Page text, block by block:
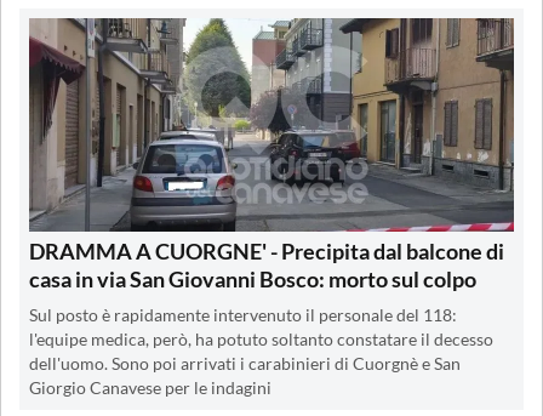
DRAMMA A CUORGNE' - Precipita dal balcone di
casa in via San Giovanni Bosco: morto sul colpo
Sul posto è rapidamente intervenuto il personale del 118:
l'equipe medica, però, ha potuto soltanto constatare il decesso
dell'uomo. Sono poi arrivati i carabinieri di Cuorgnè e San
Giorgio Canavese per le indagini